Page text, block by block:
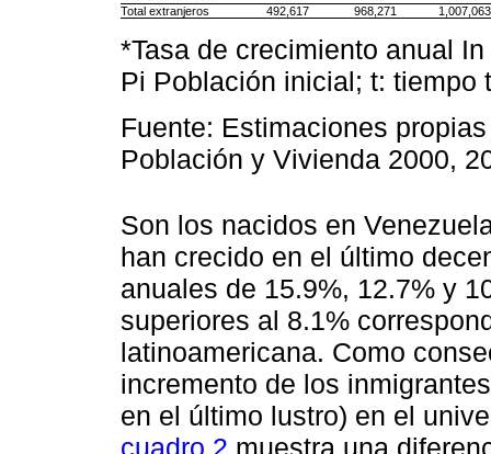
Total extranjeros
492,617 968,271 1,007,063
*Tasa de crecimiento anual
Pi Población inicial; t: tiempo
Fuente: Estimaciones
Población y Vivienda 2000,
Son los nacidos en
han crecido en el último
anuales de 15.9%, 12.7% y
superiores al 8.1%
latinoamericana. Como
incremento de los
en el último lustro) en el
cuadro 2 muestra una